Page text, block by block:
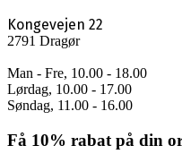
Kongevejen 22
2791 Dragør
Man - Fre, 10.00 - 18.00
Lørdag, 10.00 - 17.00
Søndag, 11.00 - 16.00
Få 10% rabat på din